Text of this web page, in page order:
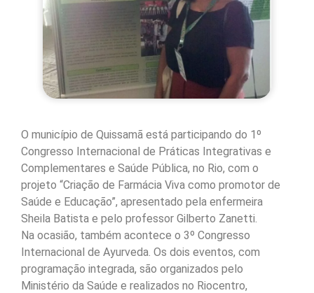
O município de Quissamã está participando do 1º
Congresso Internacional de Práticas Integrativas e
Complementares e Saúde Pública, no Rio, com o
projeto “Criação de Farmácia Viva como promotor de
Saúde e Educação”, apresentado pela enfermeira
Sheila Batista e pelo professor Gilberto Zanetti.
Na ocasião, também acontece o 3º Congresso
Internacional de Ayurveda. Os dois eventos, com
programação integrada, são organizados pelo
Ministério da Saúde e realizados no Riocentro,